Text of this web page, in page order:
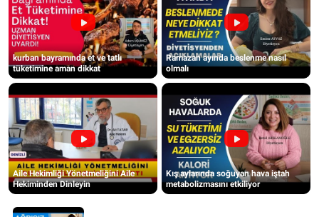
kurban bayramında et ve tatlı
tüketimine aman dikkat
Ramazan ayında beslenme nasıl
olmalı
Aile Hekimliği Yönetmeliğini Aile
Hekiminden Dinleyin
Kış aylarında soğuyan hava iştah
metabolizmasını etkiliyor